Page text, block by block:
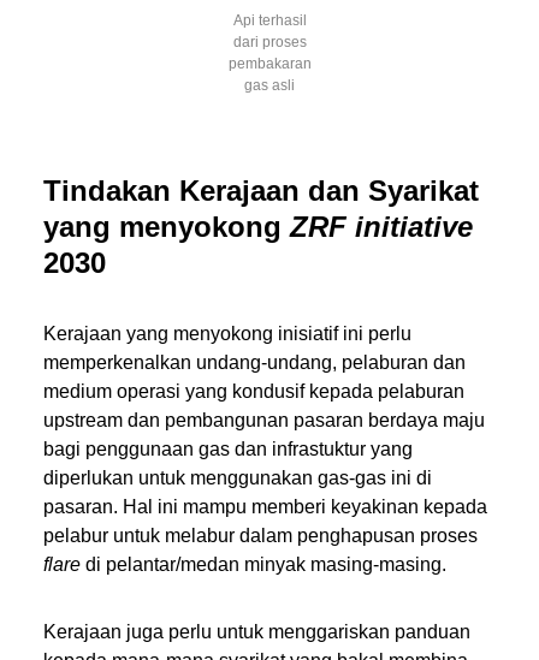
Api terhasil
dari proses
pembakaran
gas asli
Tindakan Kerajaan dan Syarikat
yang menyokongZRF initiative
2030
Kerajaan yang menyokong inisiatif ini perlu
memperkenalkan undang-undang, pelaburan dan
medium operasi yang kondusif kepada pelaburan
upstream dan pembangunan pasaran berdaya maju
bagi penggunaan gas dan infrastuktur yang
diperlukan untuk menggunakan gas-gas ini di
pasaran. Hal ini mampu memberi keyakinan kepada
pelabur untuk melabur dalam penghapusan proses
flare di pelantar/medan minyak masing-masing.
Kerajaan juga perlu untuk menggariskan panduan